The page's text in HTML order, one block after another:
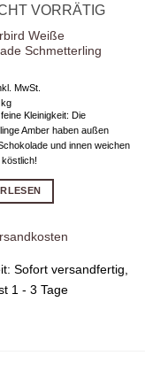
VORRÄTIG
Weiße
Schmetterling
MwSt.
kg
Kleinigkeit: Die
Amber haben außen
und innen weichen
köstlich!
Sofort versandfertig,
1 - 3 Tage